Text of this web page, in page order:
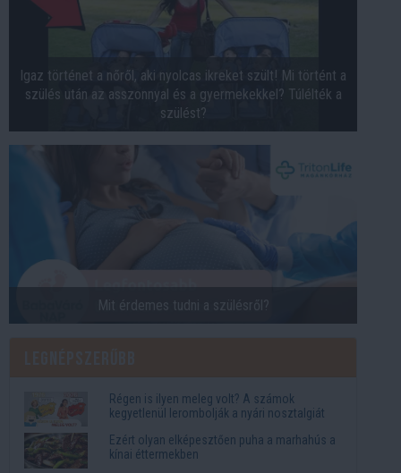
Igaz történet a nőről, aki nyolcas ikreket szült! Mi történt a
szülés után az asszonnyal és a gyermekekkel? Túlélték a
szülést?
Mit érdemes tudni a szülésről?
Régen is ilyen meleg volt? A számok
kegyetlenül lerombolják a nyári nosztalgiát
Ezért olyan elképesztően puha a marhahús a
kínai éttermekben